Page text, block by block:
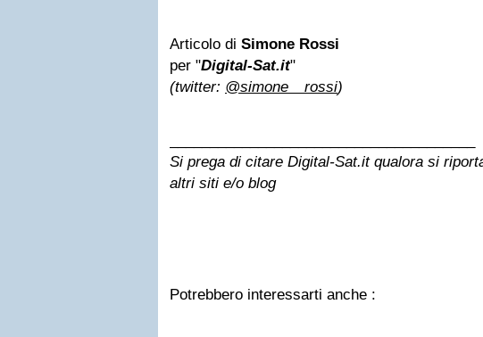
Articolo di Simone Rossi
per "Digital-Sat.it"
(twitter: @simone__rossi)
Si prega di citare Digital-Sat.it qualora si
altri siti e/o blog
Potrebbero interessarti anche :